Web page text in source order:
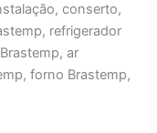
conserto,
refrigerador
ar
forno Brastemp,